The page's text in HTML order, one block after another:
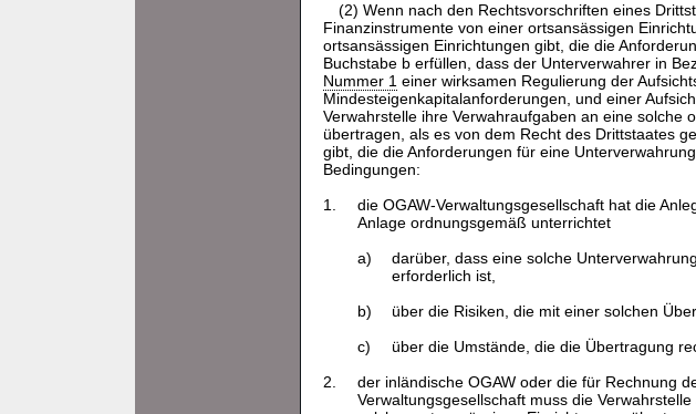
(2) Wenn nach den Rechtsvorschriften eines
Finanzinstrumente von einer ortsansässigen
ortsansässigen Einrichtungen gibt, die die
Buchstabe b erfüllen, dass der Unterverwahrer in
Nummer 1 einer wirksamen Regulierung der
Mindesteigenkapitalanforderungen, und einer
Verwahrstelle ihre Verwahraufgaben an eine solche
übertragen, als es von dem Recht des Drittstaates
gibt, die die Anforderungen für eine
Bedingungen:
1.
die OGAW-Verwaltungsgesellschaft hat die
Anlage ordnungsgemäß unterrichtet
a)
darüber, dass eine solche
erforderlich ist,
b)
über die Risiken, die mit einer solchen
c)
über die Umstände, die die Übertragung
2.
der inländische OGAW oder die für Rechnung
Verwaltungsgesellschaft muss die